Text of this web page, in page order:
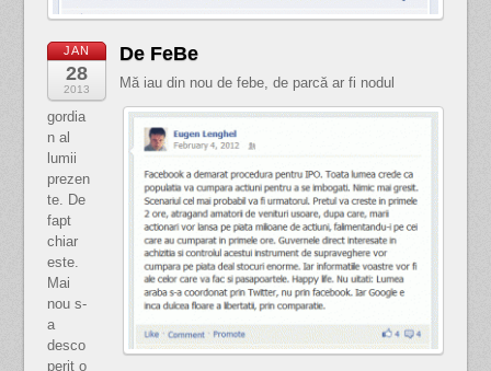
JAN
28
2013
De FeBe
Mă iau din nou de febe, de parcă ar fi nodul
gordia
n al
lumii
prezen
te. De
fapt
chiar
este.
Mai
nou s-
a
desco
perit o